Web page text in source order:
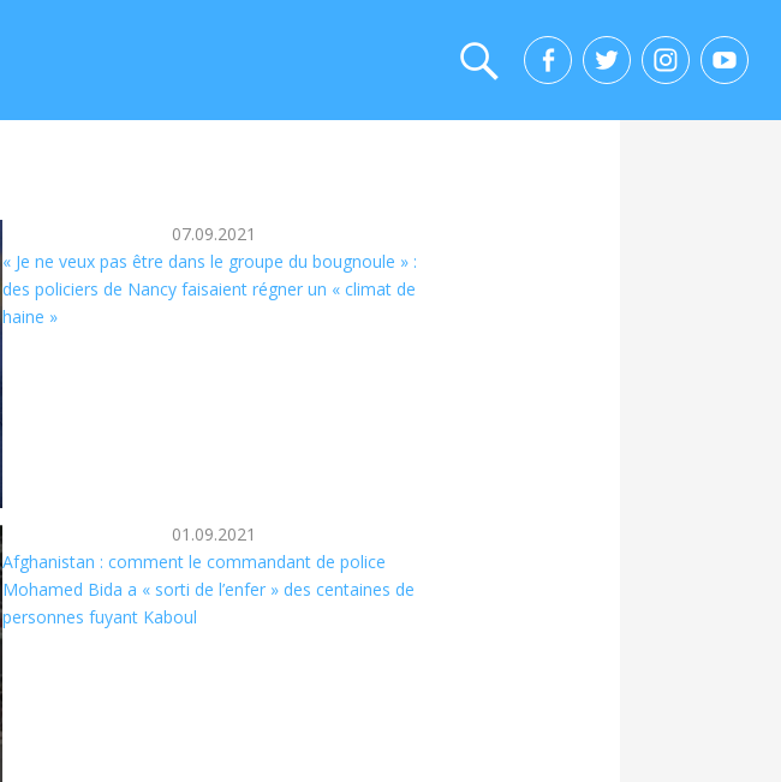
07.09.2021
« Je ne veux pas être dans le groupe du bougnoule » :
des policiers de Nancy faisaient régner un « climat de
haine »
01.09.2021
Afghanistan : comment le commandant de police
Mohamed Bida a « sorti de l’enfer » des centaines de
personnes fuyant Kaboul